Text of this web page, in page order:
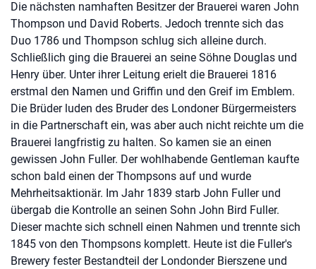
Die nächsten namhaften Besitzer der Brauerei waren John
Thompson und David Roberts. Jedoch trennte sich das
Duo 1786 und Thompson schlug sich alleine durch.
Schließlich ging die Brauerei an seine Söhne Douglas und
Henry über. Unter ihrer Leitung erielt die Brauerei 1816
erstmal den Namen und Griffin und den Greif im Emblem.
Die Brüder luden des Bruder des Londoner Bürgermeisters
in die Partnerschaft ein, was aber auch nicht reichte um die
Brauerei langfristig zu halten. So kamen sie an einen
gewissen John Fuller. Der wohlhabende Gentleman kaufte
schon bald einen der Thompsons auf und wurde
Mehrheitsaktionär. Im Jahr 1839 starb John Fuller und
übergab die Kontrolle an seinen Sohn John Bird Fuller.
Dieser machte sich schnell einen Nahmen und trennte sich
1845 von den Thompsons komplett. Heute ist die Fuller's
Brewery fester Bestandteil der Londonder Bierszene und